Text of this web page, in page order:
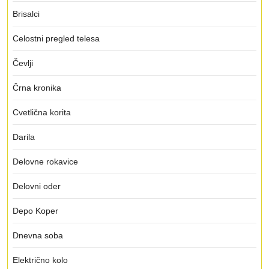
Brisalci
Celostni pregled telesa
Čevlji
Črna kronika
Cvetlična korita
Darila
Delovne rokavice
Delovni oder
Depo Koper
Dnevna soba
Električno kolo